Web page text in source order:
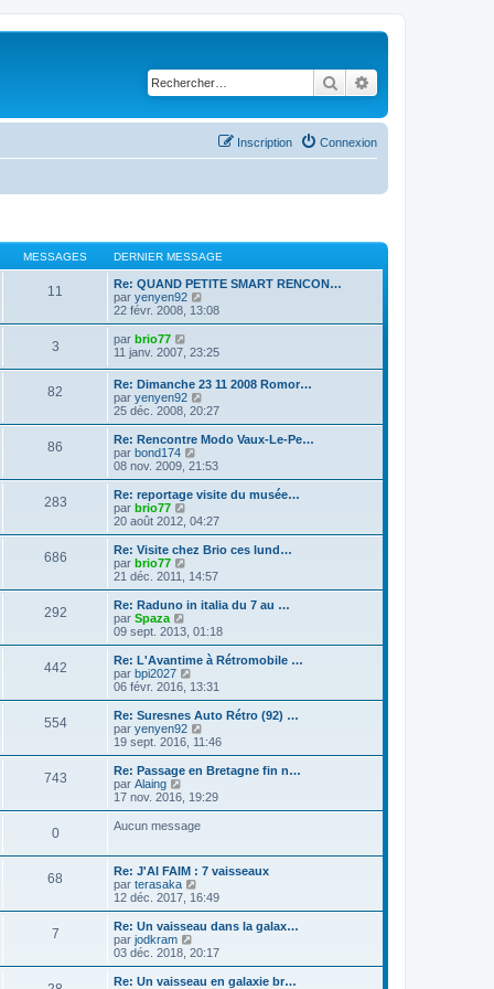
Rechercher
Connexion
Inscription
MESSAGES DERNIER MESSAGE
11
Re: QUAND PETITE SMART RENCON…
par yenyen92
o
n
u
t
e
l
e
d
r
n
i
r
m
e
s
a
g
e
22 févr. 2008, 13:08
3 par brio77
o
u
l
t
e
r
l
e
d
e
n
i
e
m
e
s
a
g
e
11 janv. 2007, 23:25
82
Re: Dimanche 23 11 2008 Romor…
par yenyen92
o
n
s
l
e
r
e
e
n
i
e
m
e
s
a
g
e
25 déc. 2008, 20:27
86
Re: Rencontre Modo Vaux-Le-Pe…
par bond174
o
n
s
l
e
r
l
e
e
n
i
e
m
e
s
s
a
g
e
08 nov. 2009, 21:53
283
Re: reportage visite du musée…
par brio77
o
n
s
e
r
e
e
r
n
i
e
r
m
e
s
a
g
e
20 août 2012, 04:27
686
Re: Visite chez Brio ces lund…
par brio77
o
n
s
t
r
l
e
e
r
n
i
e
m
e
s
a
g
e
21 déc. 2011, 14:57
292
Re: Raduno in italia du 7 au …
par Spaza
o
n
s
u
l
r
l
e
e
n
i
e
m
e
s
s
a
g
e
09 sept. 2013, 01:18
442
Re: L'Avantime à Rétromobile …
par bpi2027
o
n
s
u
l
r
l
e
e
n
e
r
m
e
s
a
g
06 févr. 2016, 13:31
554
Re: Suresnes Auto Rétro (92) …
par yenyen92
o
n
s
l
e
d
r
n
i
r
m
e
19 sept. 2016, 11:46
743
Re: Passage en Bretagne fin n…
par Alaing
n
s
u
t
e
r
l
e
d
e
r
n
i
17 nov. 2016, 19:29
0 Aucun message
68
Re: J'AI FAIM : 7 vaisseaux
par terasaka
o
n
s
l
12 déc. 2017, 16:49
7
Re: Un vaisseau dans la galax…
par jodkram
o
n
s
03 déc. 2018, 20:17
Re: Un vaisseau en galaxie br…